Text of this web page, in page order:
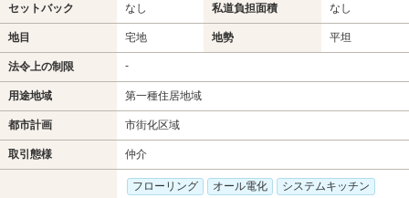
セットバック なし 私道負担面積 なし
地目 宅地 地勢 平坦
法令上の制限 -
用途地域 第一種住居地域
都市計画 市街化区域
取引態様 仲介
フローリング オール電化
システムキッチン